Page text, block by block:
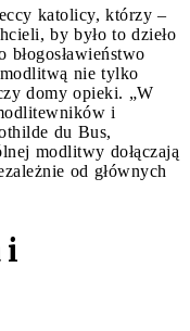
katolicy, którzy –
by było to dzieło
błogosławieństwo
nie tylko
domy opieki. „W
i
du Bus,
modlitwy dołączają
od głównych
i